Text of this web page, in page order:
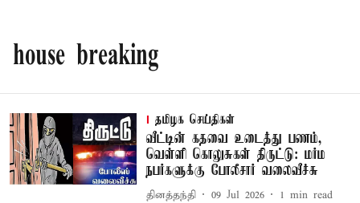
house breaking
தமிழக செய்திகள்
வீட்டின் கதவை உடைத்து பணம்,
வெள்ளி கொலுசுகள் திருட்டு: மர்ம
நபர்களுக்கு போலீசார் வலைவீச்சு
தினத்தந்தி 09 Jul 2026 1 min read